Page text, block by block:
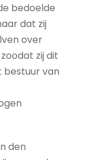
bedoelde
dat zij
over
zij dit
bestuur van
den